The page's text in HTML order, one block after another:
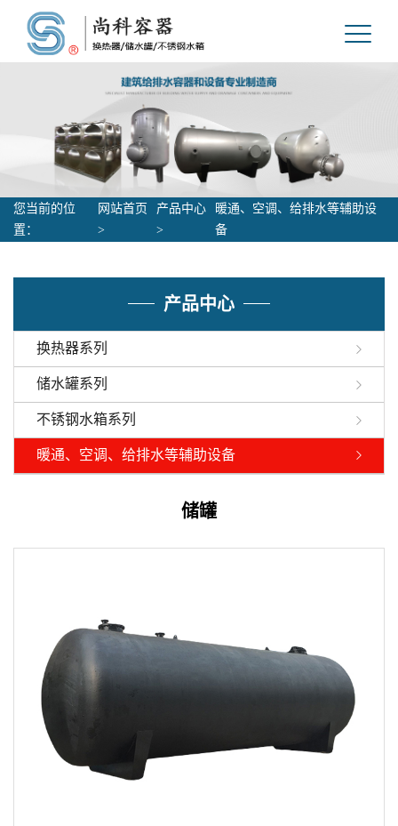
您当前的位
置：
网站首页
>
产品中心
>
暖通、空调、给排水等辅助设
备
产品中心
换热器系列
储水罐系列
不锈钢水箱系列
暖通、空调、给排水等辅助设备
储罐